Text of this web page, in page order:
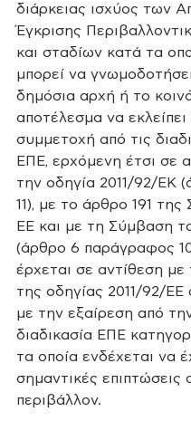
διάρκειας ισχύος των
Έγκρισης
και σταδίων κατά τα
μπορεί να
δημόσια αρχή ή το
αποτέλεσμα να
συμμετοχή από τις
ΕΠΕ, ερχόμενη έτσι σε
την οδηγία 2011/92/ΕΚ
11), με το άρθρο 191 της
ΕΕ και με τη Σύμβαση
(άρθρο 6 παράγραφος
έρχεται σε αντίθεση με
της οδηγίας 2011/92/ΕΕ
με την εξαίρεση από
διαδικασία ΕΠΕ
τα οποία ενδέχεται να
σημαντικές επιπτώσεις
περιβάλλον.